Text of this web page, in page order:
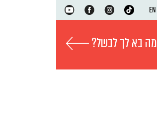
EN
מה בא לך לבשל?